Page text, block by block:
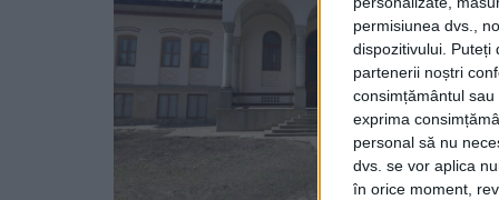
permisiunea dvs.,
dispozitivului. Puteți
partenerii noștri
consimțământul
exprima
personal să nu
dvs. se vor aplica
în orice moment,